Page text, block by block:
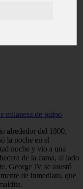
milanesa de pulpo
alrededor del 1800,
la noche en el
noche y vio a una
de la cama, al lado
George IV se asustó
de inmediato, que